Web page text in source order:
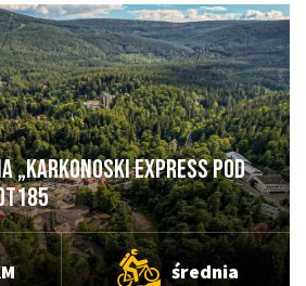
„Karkonoski Express Pod
średnia